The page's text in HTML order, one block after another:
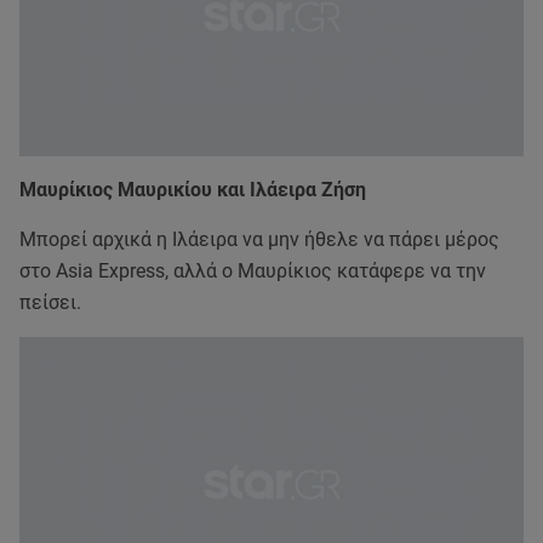
Μαυρίκιος Μαυρικίου και Ιλάειρα Ζήση
Μπορεί αρχικά η Ιλάειρα να μην ήθελε να πάρει μέρος
στο Asia Express, αλλά ο Μαυρίκιος κατάφερε να την
πείσει.